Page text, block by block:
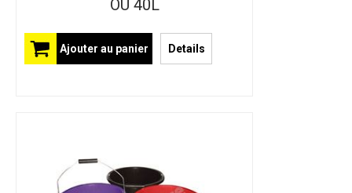
OU 40L
Ajouter au panier Details